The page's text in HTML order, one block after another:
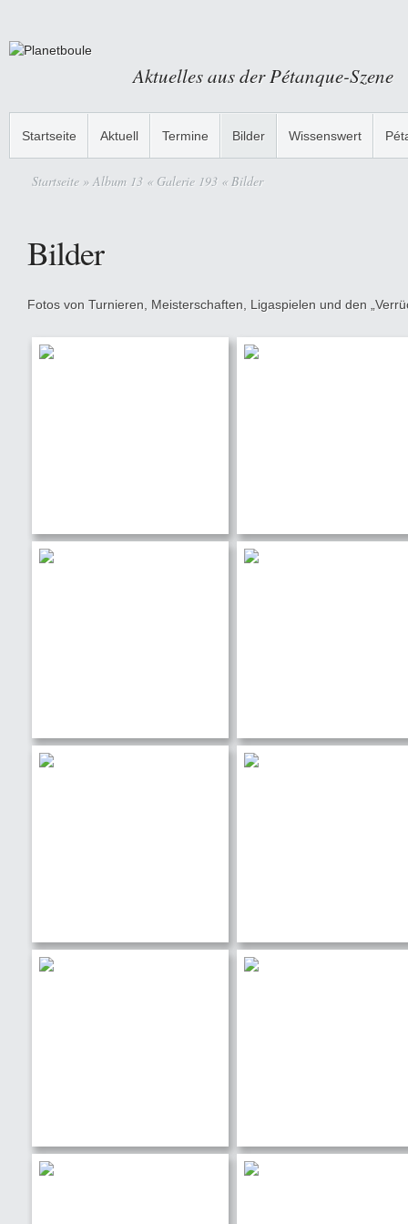
Aktuelles aus der Pétanque-Szene
Startseite Aktuell Termine Bilder Wissenswert
Startseite » Album 13 « Galerie 193 « Bilder
Bilder
Fotos von Turnieren, Meisterschaften, Ligaspielen und den